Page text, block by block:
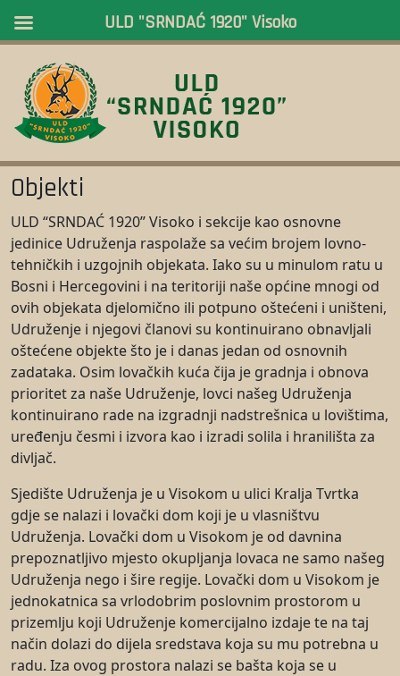
Objekti
ULD “SRNDAĆ 1920” Visoko i sekcije kao osnovne
jedinice Udruženja raspolaže sa većim brojem lovno-
tehničkih i uzgojnih objekata. Iako su u minulom ratu u
Bosni i Hercegovini i na teritoriji naše općine mnogi od
ovih objekata djelomično ili potpuno oštećeni i uništeni,
Udruženje i njegovi članovi su kontinuirano obnavljali
oštećene objekte što je i danas jedan od osnovnih
zadataka. Osim lovačkih kuća čija je gradnja i obnova
prioritet za naše Udruženje, lovci našeg Udruženja
kontinuirano rade na izgradnji nadstrešnica u lovištima,
uređenju česmi i izvora kao i izradi solila i hranilišta za
divljač.
Sjedište Udruženja je u Visokom u ulici Kralja Tvrtka
gdje se nalazi i lovački dom koji je u vlasništvu
Udruženja. Lovački dom u Visokom je od davnina
prepoznatljivo mjesto okupljanja lovaca ne samo našeg
Udruženja nego i šire regije. Lovački dom u Visokom je
jednokatnica sa vrlodobrim poslovnim prostorom u
prizemlju koji Udruženje komercijalno izdaje te na taj
način dolazi do dijela sredstava koja su mu potrebna u
radu. Iza ovog prostora nalazi se bašta koja se u
ULD "SRNDAĆ 1920" Visoko